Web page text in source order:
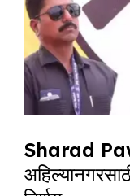
Sharad
निवडणुका
जाहीर
होताच
अहिल्यानगरसाठी
शरद
पवारांनी
घेतला
‘हा’